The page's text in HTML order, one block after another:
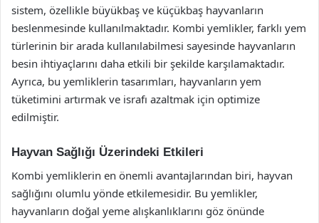
sistem, özellikle büyükbaş ve küçükbaş hayvanların
beslenmesinde kullanılmaktadır. Kombi yemlikler, farklı yem
türlerinin bir arada kullanılabilmesi sayesinde hayvanların
besin ihtiyaçlarını daha etkili bir şekilde karşılamaktadır.
Ayrıca, bu yemliklerin tasarımları, hayvanların yem
tüketimini artırmak ve israfı azaltmak için optimize
edilmiştir.
Hayvan Sağlığı Üzerindeki Etkileri
Kombi yemliklerin en önemli avantajlarından biri, hayvan
sağlığını olumlu yönde etkilemesidir. Bu yemlikler,
hayvanların doğal yeme alışkanlıklarını göz önünde